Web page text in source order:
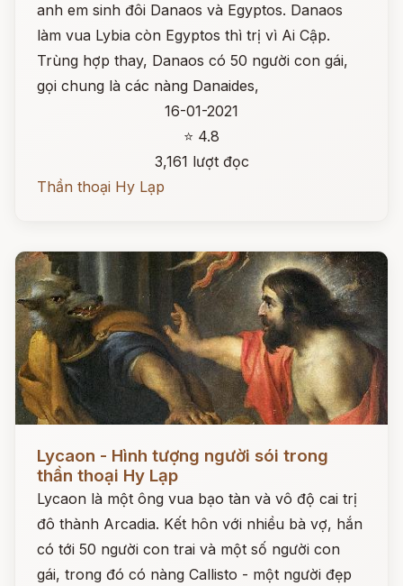
anh em sinh đôi Danaos và Egyptos. Danaos
làm vua Lybia còn Egyptos thì trị vì Ai Cập.
Trùng hợp thay, Danaos có 50 người con gái,
gọi chung là các nàng Danaides,
16-01-2021
⭐ 4.8
3,161 lượt đọc
Thần thoại Hy Lạp
Lycaon - Hình tượng người sói trong
thần thoại Hy Lạp
Lycaon là một ông vua bạo tàn và vô độ cai trị
đô thành Arcadia. Kết hôn với nhiều bà vợ, hắn
có tới 50 người con trai và một số người con
gái, trong đó có nàng Callisto - một người đẹp